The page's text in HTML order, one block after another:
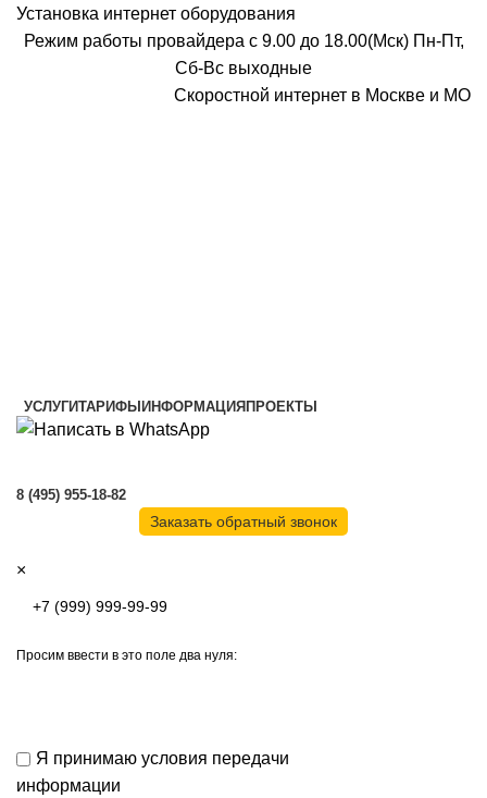
Установка интернет оборудования
Режим работы провайдера с 9.00 до 18.00(Мск) Пн-Пт,
Сб-Вс выходные
Скоростной интернет в Москве и МО
УСЛУГИТАРИФЫИНФОРМАЦИЯПРОЕКТЫ
8 (495) 955-18-82
Заказать обратный звонок
×
Просим ввести в это поле два нуля:
Я принимаю условия передачи
информации